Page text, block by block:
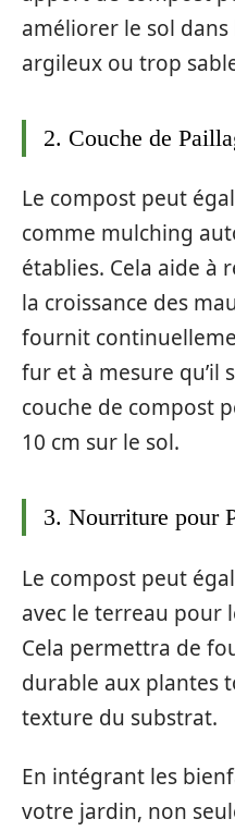
améliorer le sol
argileux ou trop
2. Couche de
Le compost peut
comme mulching
établies. Cela aide à
la croissance des
fournit
fur et à mesure qu’il
couche de compost
10 cm sur le sol.
3. Nourriture pour
Le compost peut
avec le terreau pour
Cela permettra de
durable aux plantes
texture du substrat.
En intégrant les
votre jardin, non